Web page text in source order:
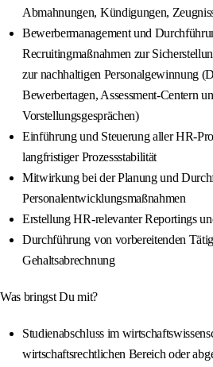
Abmahnungen, Kündigungen,
Bewerbermanagement und
Recruitingmaßnahmen zur
zur nachhaltigen Personalgewinnung
Bewerbertagen, Assessment-Centern
Vorstellungsgesprächen)
Einführung und Steuerung aller HR-
langfristiger Prozessstabilität
Mitwirkung bei der Planung und
Personalentwicklungsmaßnahmen
Erstellung HR-relevanter Reportings
Durchführung von vorbereitenden
Gehaltsabrechnung
Was bringst Du mit?
Studienabschluss im
wirtschaftsrechtlichen Bereich oder